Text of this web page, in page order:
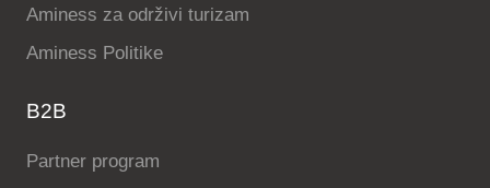
Aminess za održivi turizam
Aminess Politike
B2B
Partner program